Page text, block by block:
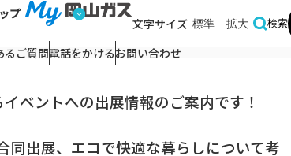
文字サイズ 標準 拡大 検索
プ
るご質問電話をかけるお問い合わせ
）
ベントへの出展情報のご案内です！
同出展、エコで快適な暮らしについて考